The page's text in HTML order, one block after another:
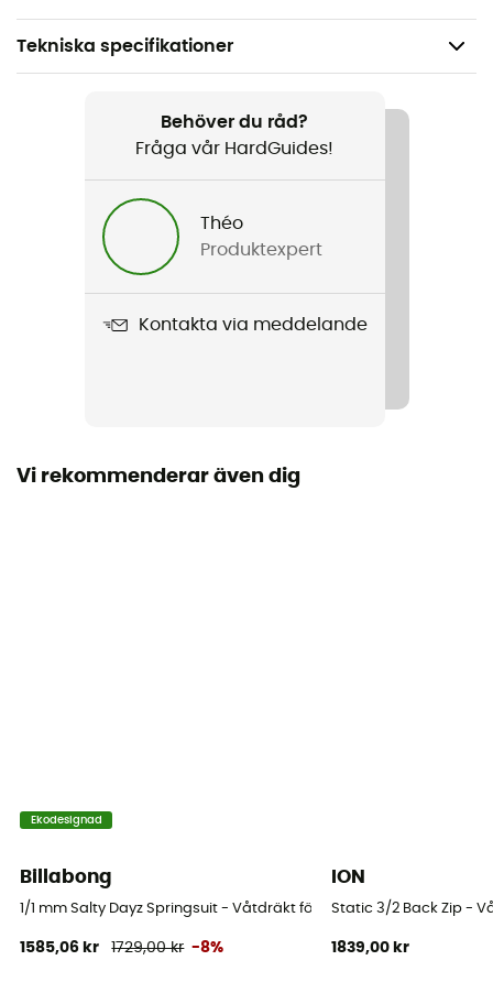
Tekniska specifikationer
Produktnamn
Wms Hyperfreak 4/3+ Chest Zip Full
Kapuschong
Halsringning
Behöver du råd?
Fråga vår HardGuides!
Théo
Produktexpert
Kontakta via meddelande
Vi rekommenderar även dig
Ekodesignad
Billabong
1/1 mm Salty Dayz Springsuit - Våtdräkt för surfing - Dam
1585,06 kr 1729,00 kr -8%
ION
Static 3/2 Back Zip -
1839,00 kr